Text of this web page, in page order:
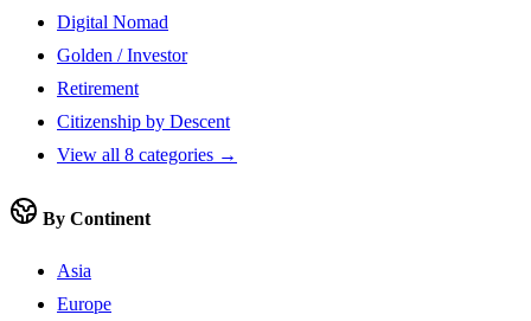
Digital Nomad
Golden / Investor
Retirement
Citizenship by Descent
View all 8 categories →
By Continent
Asia
Europe